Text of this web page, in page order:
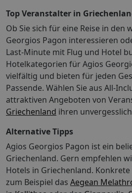
Top Veranstalter in
Ob Sie sich für eine Reise in den
Georgios Pagon interessieren
Last-Minute mit Flug und Hotel
Hotelkategorien für Agios
vielfältig und bieten für jeden
Passende. Wählen Sie aus All-
attraktiven Angeboten von
Griechenland ihren
Alternative Tipps
Agios Georgios Pagon ist ein
Griechenland. Gern empfehlen
Hotels in Griechenland.
zum Beispiel das Aegean